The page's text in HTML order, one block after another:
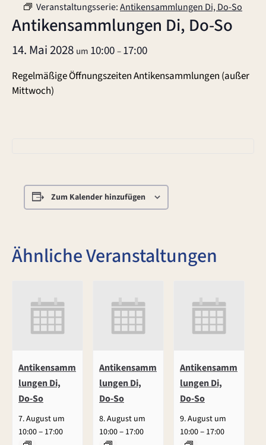
Veranstaltungsserie:Antikensammlungen Di, Do-So
Antikensammlungen Di, Do-So
14. Mai 2028 um 10:00–17:00
Regelmäßige Öffnungszeiten Antikensammlungen (außer
Mittwoch)
Zum Kalender hinzufügen
Ähnliche Veranstaltungen
Antikensamm
lungen Di,
Do-So
7. August um
10:00– 17:00
Antikensamm
lungen Di,
Do-So
8. August um
10:00– 17:00
Antikensamm
lungen Di,
Do-So
9. August um
10:00– 17:00